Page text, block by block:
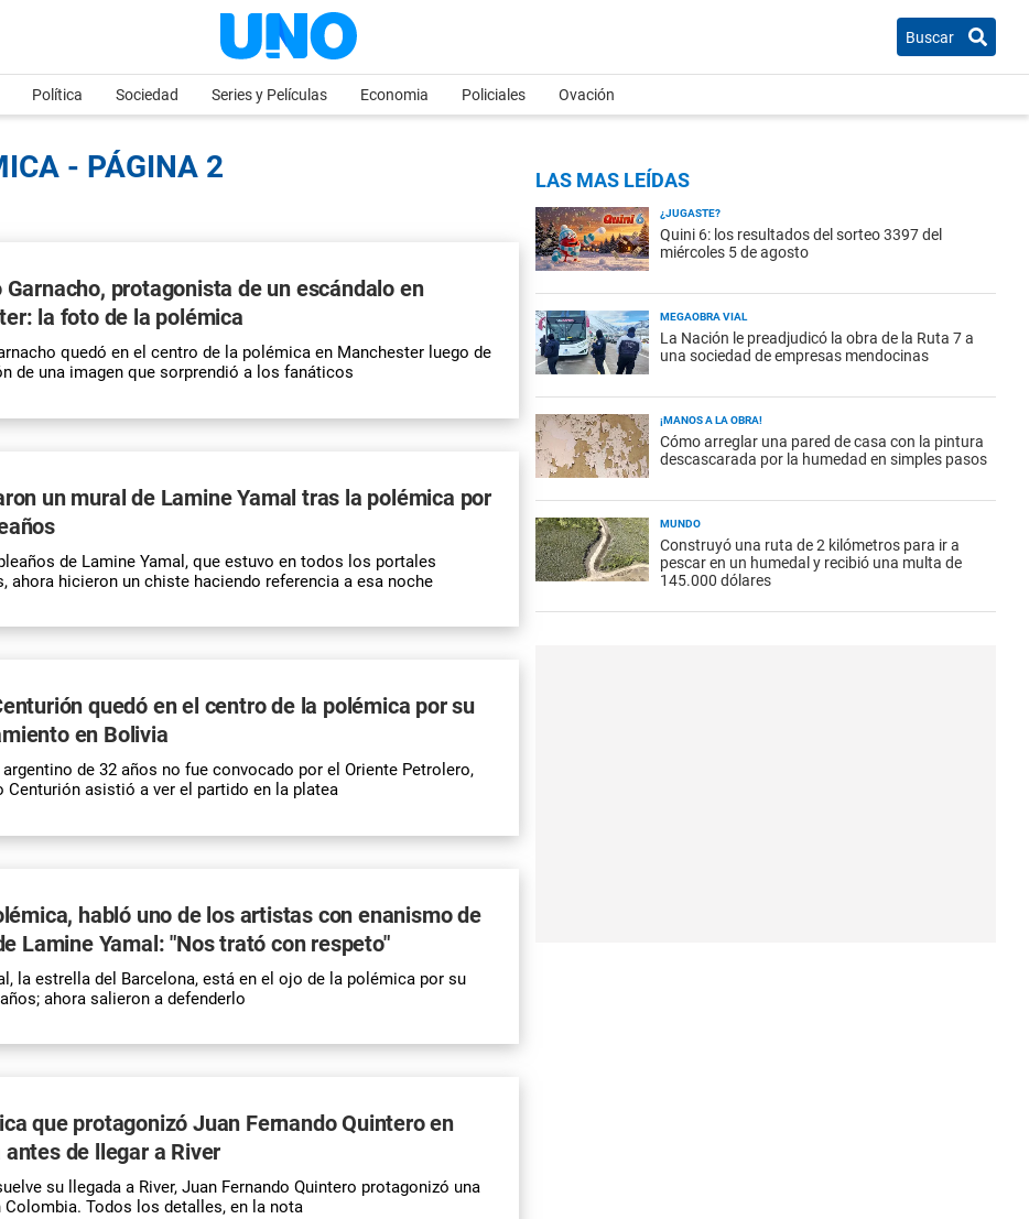
Buscar
Política Sociedad Series y Películas Economia Policiales Ovación
- PÁGINA 2
Garnacho, protagonista de un escándalo en
la foto de la polémica
quedó en el centro de la polémica en Manchester luego de
de una imagen que sorprendió a los fanáticos
un mural de Lamine Yamal tras la polémica por
de Lamine Yamal, que estuvo en todos los portales
ahora hicieron un chiste haciendo referencia a esa noche
quedó en el centro de la polémica por su
en Bolivia
de 32 años no fue convocado por el Oriente Petrolero,
Centurión asistió a ver el partido en la platea
habló uno de los artistas con enanismo de
Lamine Yamal: "Nos trató con respeto"
la estrella del Barcelona, está en el ojo de la polémica por su
ahora salieron a defenderlo
que protagonizó Juan Fernando Quintero en
antes de llegar a River
su llegada a River, Juan Fernando Quintero protagonizó una
Colombia. Todos los detalles, en la nota
LAS MAS LEÍDAS
¿JUGASTE?
Quini 6: los resultados del sorteo 3397 del
miércoles 5 de agosto
MEGAOBRA VIAL
La Nación le preadjudicó la obra de la Ruta 7 a
una sociedad de empresas mendocinas
¡MANOS A LA OBRA!
Cómo arreglar una pared de casa con la pintura
descascarada por la humedad en simples pasos
MUNDO
Construyó una ruta de 2 kilómetros para ir a
pescar en un humedal y recibió una multa de
145.000 dólares